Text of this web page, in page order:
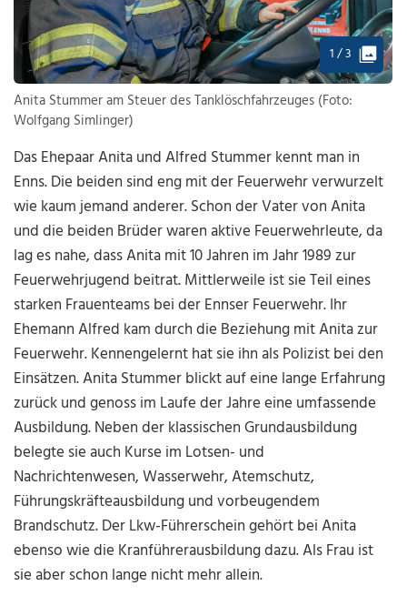
1 / 3
Anita Stummer am Steuer des Tanklöschfahrzeuges (Foto:
Wolfgang Simlinger)
Das Ehepaar Anita und Alfred Stummer kennt man in
Enns. Die beiden sind eng mit der Feuerwehr verwurzelt
wie kaum jemand anderer. Schon der Vater von Anita
und die beiden Brüder waren aktive Feuerwehrleute, da
lag es nahe, dass Anita mit 10 Jahren im Jahr 1989 zur
Feuerwehrjugend beitrat. Mittlerweile ist sie Teil eines
starken Frauenteams bei der Ennser Feuerwehr. Ihr
Ehemann Alfred kam durch die Beziehung mit Anita zur
Feuerwehr. Kennengelernt hat sie ihn als Polizist bei den
Einsätzen. Anita Stummer blickt auf eine lange Erfahrung
zurück und genoss im Laufe der Jahre eine umfassende
Ausbildung. Neben der klassischen Grundausbildung
belegte sie auch Kurse im Lotsen- und
Nachrichtenwesen, Wasserwehr, Atemschutz,
Führungskräfteausbildung und vorbeugendem
Brandschutz. Der Lkw-Führerschein gehört bei Anita
ebenso wie die Kranführerausbildung dazu. Als Frau ist
sie aber schon lange nicht mehr allein.